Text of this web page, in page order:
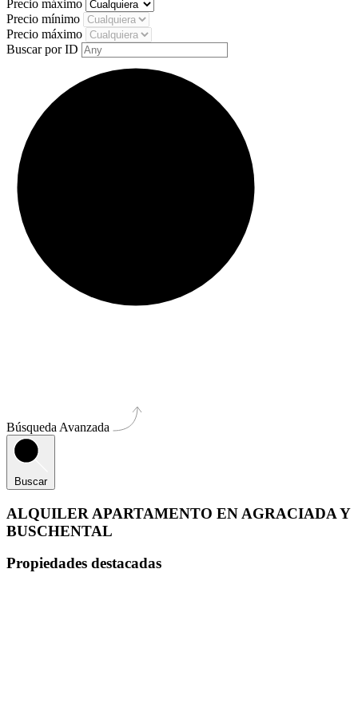
Precio máximo
Precio mínimo
Precio máximo
Buscar por ID
Búsqueda Avanzada
Buscar
ALQUILER APARTAMENTO EN AGRACIADA Y
BUSCHENTAL
Propiedades destacadas